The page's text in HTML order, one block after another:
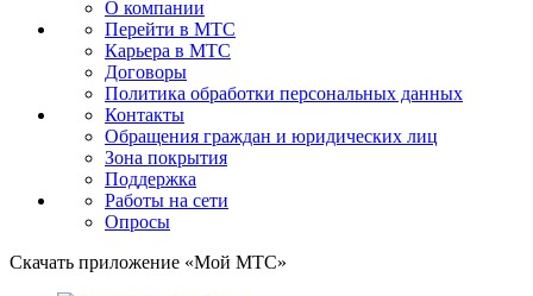
О компании
Перейти в МТС
Карьера в МТС
Договоры
Политика обработки персональных данных
Контакты
Обращения граждан и юридических лиц
Зона покрытия
Поддержка
Работы на сети
Опросы
Скачать приложение «Мой МТС»